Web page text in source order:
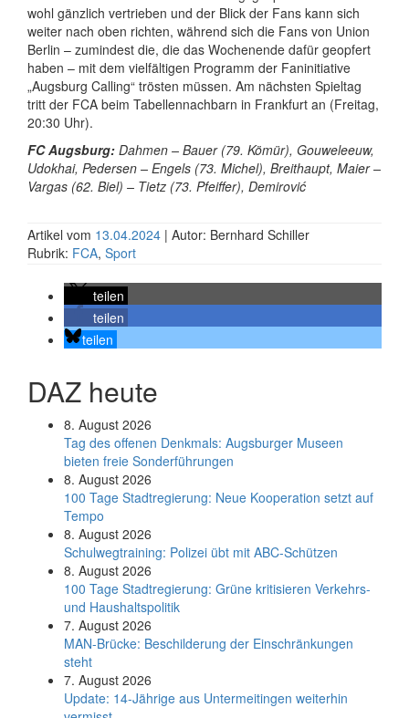
wohl gänzlich vertrieben und der Blick der Fans kann sich
weiter nach oben richten, während sich die Fans von Union
Berlin – zumindest die, die das Wochenende dafür geopfert
haben – mit dem vielfältigen Programm der Faninitiative
„Augsburg Calling“ trösten müssen. Am nächsten Spieltag
tritt der FCA beim Tabellennachbarn in Frankfurt an (Freitag,
20:30 Uhr).
FC Augsburg: Dahmen – Bauer (79. Kömür), Gouweleeuw,
Udokhai, Pedersen – Engels (73. Michel), Breithaupt, Maier –
Vargas (62. Biel) – Tietz (73. Pfeiffer), Demirović
Artikel vom 13.04.2024 | Autor: Bernhard Schiller
Rubrik: FCA, Sport
teilen
teilen
teilen
DAZ heute
8. August 2026
Tag des offenen Denkmals: Augsburger Museen
bieten freie Sonderführungen
8. August 2026
100 Tage Stadtregierung: Neue Kooperation setzt auf
Tempo
8. August 2026
Schul­weg­trai­ning: Poli­zei übt mit ABC-Schüt­zen
8. August 2026
100 Tage Stadtregierung: Grüne kritisieren Verkehrs-
und Haushaltspolitik
7. August 2026
MAN-Brücke: Beschilderung der Einschränkungen
steht
7. August 2026
Update: 14-Jährige aus Untermeitingen weiterhin